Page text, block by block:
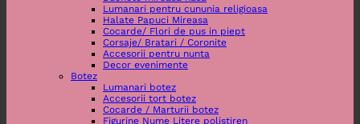
Lumanari pentru cununia religioasa
Halate Papuci Mireasa
Cocarde/ Flori de pus in piept
Corsaje/ Bratari / Coronite
Accesorii pentru nunta
Decor evenimente
Botez
Lumanari botez
Accesorii tort botez
Cocarde / Marturii botez
Figurine Nume Litere polistiren